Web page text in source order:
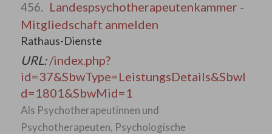
456. Landespsychotherapeutenkammer -
Mitgliedschaft anmelden
Rathaus-Dienste
URL:/index.php?
id=37&SbwType=LeistungsDetails&SbwI
d=1801&SbwMid=1
Als Psychotherapeutinnen und
Psychotherapeuten, Psychologische